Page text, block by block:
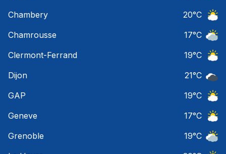
Chambery
20°C
Chamrousse
17°C
Clermont-Ferrand
19°C
Dijon
21°C
GAP
19°C
Geneve
17°C
Grenoble
19°C